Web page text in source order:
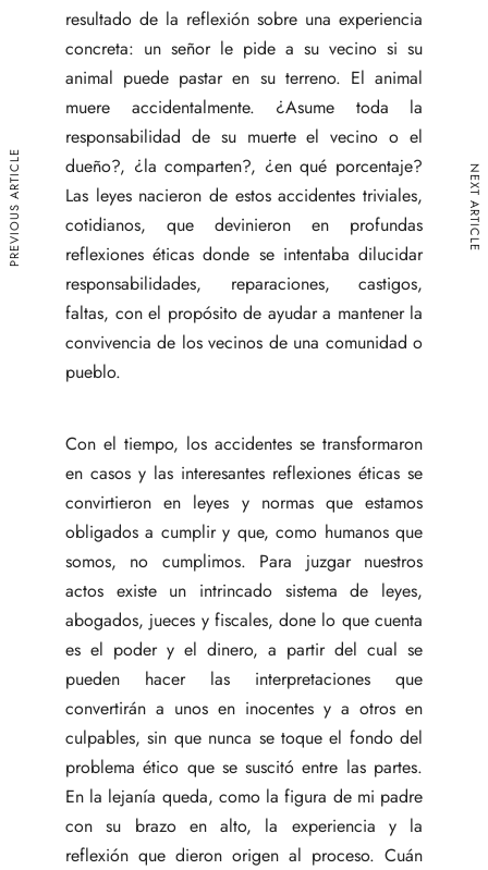
resultado de la reflexión sobre una experiencia
concreta: un señor le pide a su vecino si su
animal puede pastar en su terreno. El animal
muere accidentalmente. ¿Asume toda la
responsabilidad de su muerte el vecino o el
dueño?, ¿la comparten?, ¿en qué porcentaje?
Las leyes nacieron de estos accidentes triviales,
cotidianos, que devinieron en profundas
reflexiones éticas donde se intentaba dilucidar
responsabilidades, reparaciones, castigos,
faltas, con el propósito de ayudar a mantener la
convivencia de los vecinos de una comunidad o
pueblo.
Con el tiempo, los accidentes se transformaron
en casos y las interesantes reflexiones éticas se
convirtieron en leyes y normas que estamos
obligados a cumplir y que, como humanos que
somos, no cumplimos. Para juzgar nuestros
actos existe un intrincado sistema de leyes,
abogados, jueces y fiscales, done lo que cuenta
es el poder y el dinero, a partir del cual se
pueden hacer las interpretaciones que
convertirán a unos en inocentes y a otros en
culpables, sin que nunca se toque el fondo del
problema ético que se suscitó entre las partes.
En la lejanía queda, como la figura de mi padre
con su brazo en alto, la experiencia y la
reflexión que dieron origen al proceso. Cuán
PREVIOUS ARTICLE NEXT ARTICLE